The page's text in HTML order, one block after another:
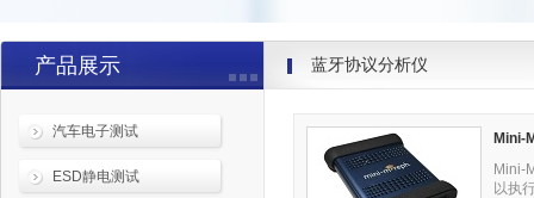
产品展示
汽车电子测试
ESD静电测试
蓝牙协议分析仪
Mini-
Mini-
以执